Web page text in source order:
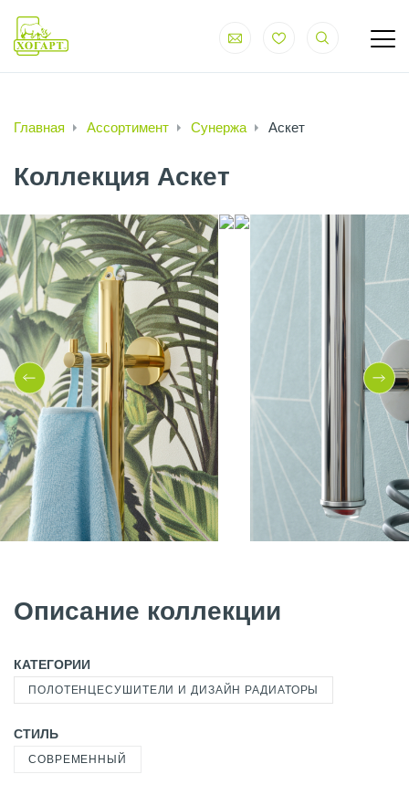
Главная Ассортимент Сунержа Аскет
Коллекция Аскет
Описание коллекции
КАТЕГОРИИ
ПОЛОТЕНЦЕСУШИТЕЛИ И ДИЗАЙН РАДИАТОРЫ
СТИЛЬ
СОВРЕМЕННЫЙ